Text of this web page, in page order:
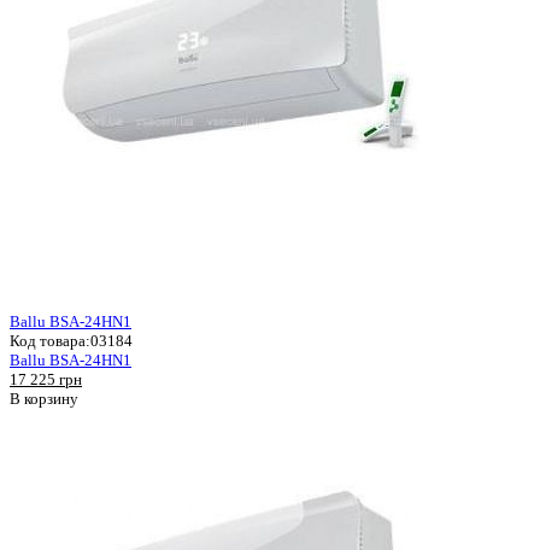
Ballu BSA-24HN1
Код товара:03184
Ballu BSA-24HN1
17 225 грн
В корзину